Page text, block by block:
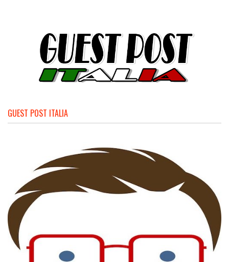
GUEST POST ITALIA